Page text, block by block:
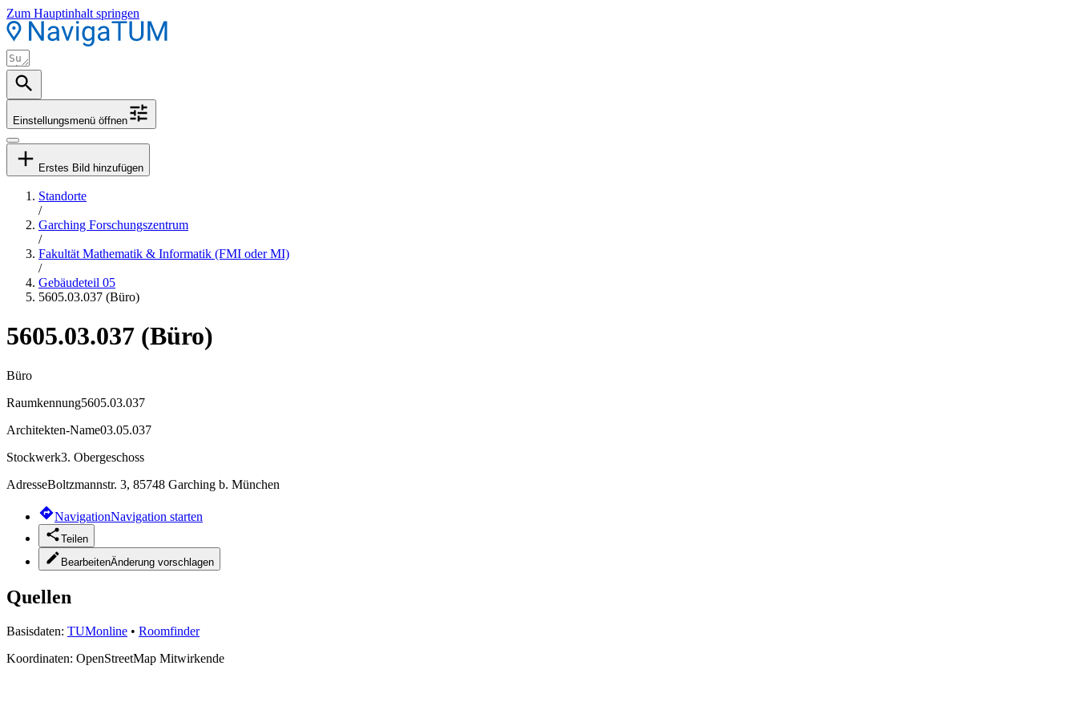
Zum Hauptinhalt springen
Einstellungsmenü öffnen
Erstes Bild hinzufügen
Standorte
/
Garching Forschungszentrum
/
Fakultät Mathematik & Informatik (FMI oder MI)
/
Gebäudeteil 05
5605.03.037 (Büro)
5605.03.037 (Büro)
Büro
Raumkennung5605.03.037
Architekten-Name03.05.037
Stockwerk3. Obergeschoss
AdresseBoltzmannstr. 3, 85748 Garching b. München
NavigationNavigation starten
Teilen
BearbeitenÄnderung vorschlagen
Quellen
Basisdaten: TUMonline • Roomfinder
Koordinaten: OpenStreetMap Mitwirkende